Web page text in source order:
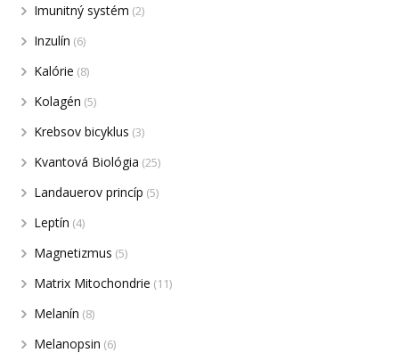
Imunitný systém (2)
Inzulín (6)
Kalórie (8)
Kolagén (5)
Krebsov bicyklus (3)
Kvantová Biológia (25)
Landauerov princíp (5)
Leptín (4)
Magnetizmus (5)
Matrix Mitochondrie (11)
Melanín (8)
Melanopsin (6)